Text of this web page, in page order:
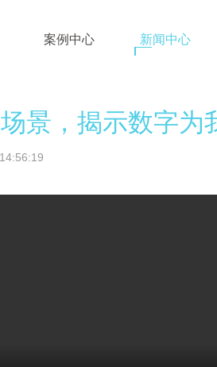
案例中心 新闻中心
景，揭示数字为